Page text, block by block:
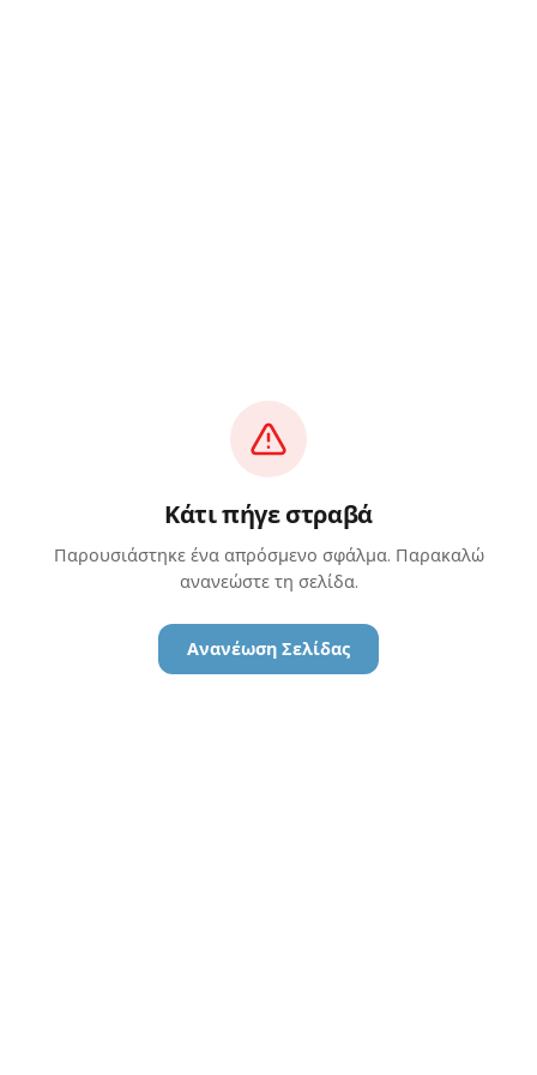
Κάτι πήγε στραβά
Παρουσιάστηκε ένα απρόσμενο σφάλμα. Παρακαλώ
ανανεώστε τη σελίδα.
Ανανέωση Σελίδας